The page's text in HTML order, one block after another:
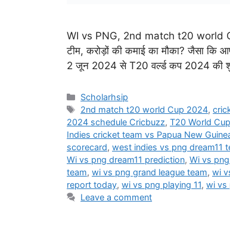
WI vs PNG, 2nd match t20 world
टीम, करोड़ों की कमाई का मौका? जैसा
2 जून 2024 से T20 वर्ल्ड कप 2024 की
Categories
Scholarhsip
Tags
2nd match t20 world Cup 2024,
2024 schedule Cricbuzz, T20 World
Indies cricket team vs Papua New
scorecard, west indies vs png dream11
Wi vs png dream11 prediction, Wi vs
team, wi vs png grand league team, wi
report today, wi vs png playing 11, wi vs
Leave a comment